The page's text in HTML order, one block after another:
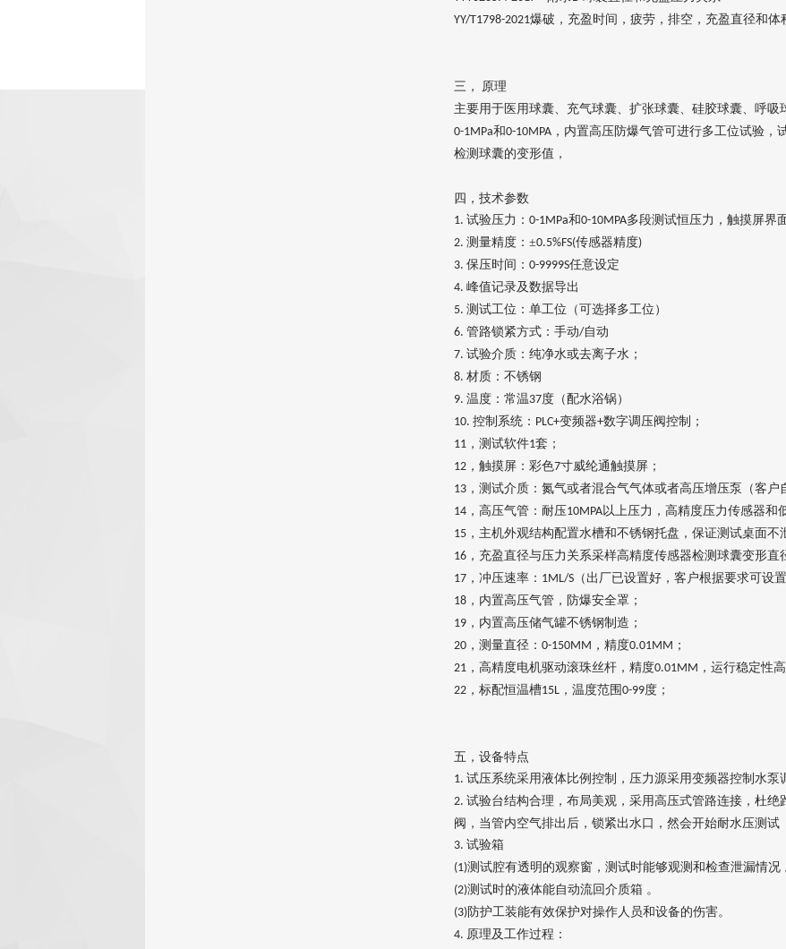
YY/T1798-2021爆破，充盈时间，疲劳，排空，充盈直径和体
三，
原理
主要用于医用球囊、充气球囊、扩张球囊、硅胶球囊、呼
0-1MPa和0-10MPA ， 内置高压防爆气管可进行多工位试验，
检测球囊的变形值，
四， 技术参数
1. 试验压力： 0-1MPa和0-10MPA多段测试恒压力 ， 触摸屏界
2. 测量精度：±0.5%FS(传感器精度)
3. 保压时间： 0-9999S任意设定
4. 峰值记录及数据导出
5. 测试工位： 单工位 （可选择多工位 ）
6. 管路锁紧方式：手动/自动
7. 试验介质：纯净水或去离子水；
8. 材质：不锈钢
9. 温度：常温37度 （ 配水浴锅）
10. 控制系统： PLC+变频器+数字调压阀控制 ；
11 ，测试软件1套；
12 ，触摸屏：彩色7寸威纶通触摸屏；
13 ，测试介质：氮气或者混合气气体或者高压增压泵（客户
14 ，高压气管：耐压10MPA以上压力，高精度压力传感器和
15 ，主机外观结构配置水槽和不锈钢托盘，保证测试桌面不
16 ，充盈直径与压力关系采样高精度传感器检测球囊变形直
17 ，冲压速率： 1ML/S （出厂已设置好，客户根据要求可设
18 ，内置高压气管，防爆安全罩；
19 ，内置高压储气罐不锈钢制造；
20 ，测量直径： 0-150MM ，精度0.01MM ；
21 ，高精度电机驱动滚珠丝杆，精度0.01MM ，运行稳定性高
22 ，标配恒温槽15L ，温度范围 0-99度；
五， 设备特点
1. 试压系统采用液体比例控制，压力源采用变频器控制水泵
2. 试验台结构合理，布局美观，采用 高压式管路连接，杜绝
阀，当管内空气排出后，锁紧出水口，然会开始耐水压测试
3. 试验箱
(1)测试腔有透明的观察窗，测试时能够观测和检查泄漏情况
(2)测试时的液体能自动流回介质箱 。
(3)防护工装能有效保护对操作人员和设备的伤害。
4. 原理及工作过程：